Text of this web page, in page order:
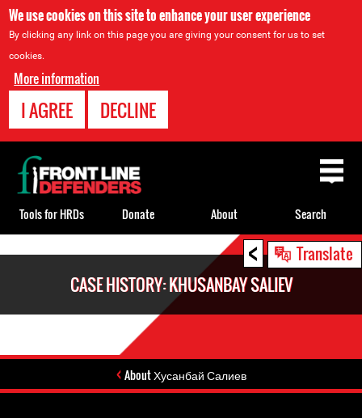
We use cookies on this site to enhance your user experience
By clicking any link on this page you are giving your consent for us to set
cookies.
More information
I AGREE DECLINE
< Translate
CASE HISTORY: KHUSANBAY SALIEV
About Хусанбай Салиев
Back
to
top
Tools for HRDs Donate About Search